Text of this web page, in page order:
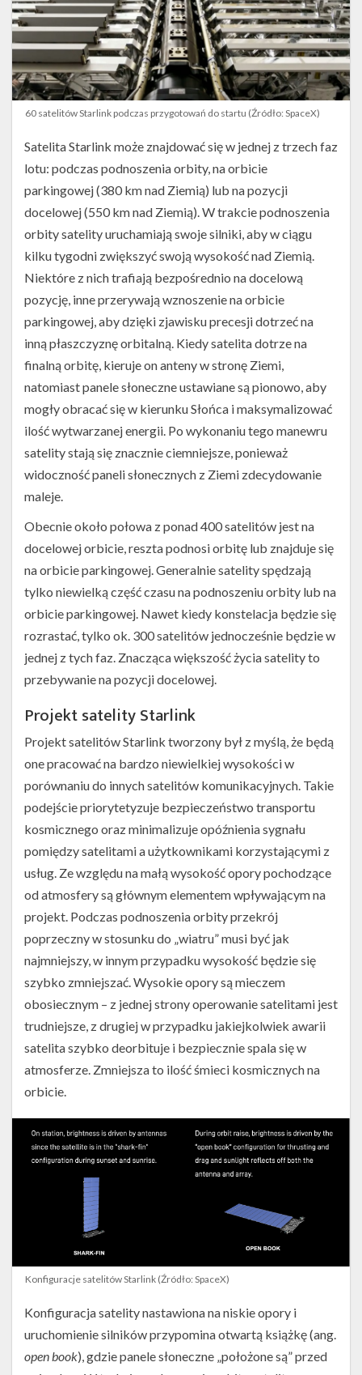
60 satelitów Starlink podczas przygotowań do startu (Źródło: SpaceX)
Satelita Starlink może znajdować się w jednej z trzech faz
lotu: podczas podnoszenia orbity, na orbicie
parkingowej (380 km nad Ziemią) lub na pozycji
docelowej (550 km nad Ziemią). W trakcie podnoszenia
orbity satelity uruchamiają swoje silniki, aby w ciągu
kilku tygodni zwiększyć swoją wysokość nad Ziemią.
Niektóre z nich trafiają bezpośrednio na docelową
pozycję, inne przerywają wznoszenie na orbicie
parkingowej, aby dzięki zjawisku precesji dotrzeć na
inną płaszczyznę orbitalną. Kiedy satelita dotrze na
finalną orbitę, kieruje on anteny w stronę Ziemi,
natomiast panele słoneczne ustawiane są pionowo, aby
mogły obracać się w kierunku Słońca i maksymalizować
ilość wytwarzanej energii. Po wykonaniu tego manewru
satelity stają się znacznie ciemniejsze, ponieważ
widoczność paneli słonecznych z Ziemi zdecydowanie
maleje.
Obecnie około połowa z ponad 400 satelitów jest na
docelowej orbicie, reszta podnosi orbitę lub znajduje się
na orbicie parkingowej. Generalnie satelity spędzają
tylko niewielką część czasu na podnoszeniu orbity lub na
orbicie parkingowej. Nawet kiedy konstelacja będzie się
rozrastać, tylko ok. 300 satelitów jednocześnie będzie w
jednej z tych faz. Znacząca większość życia satelity to
przebywanie na pozycji docelowej.
Projekt satelity Starlink
Projekt satelitów Starlink tworzony był z myślą, że będą
one pracować na bardzo niewielkiej wysokości w
porównaniu do innych satelitów komunikacyjnych. Takie
podejście priorytetyzuje bezpieczeństwo transportu
kosmicznego oraz minimalizuje opóźnienia sygnału
pomiędzy satelitami a użytkownikami korzystającymi z
usług. Ze względu na małą wysokość opory pochodzące
od atmosfery są głównym elementem wpływającym na
projekt. Podczas podnoszenia orbity przekrój
poprzeczny w stosunku do „wiatru” musi być jak
najmniejszy, w innym przypadku wysokość będzie się
szybko zmniejszać. Wysokie opory są mieczem
obosiecznym – z jednej strony operowanie satelitami jest
trudniejsze, z drugiej w przypadku jakiejkolwiek awarii
satelita szybko deorbituje i bezpiecznie spala się w
atmosferze. Zmniejsza to ilość śmieci kosmicznych na
orbicie.
Konfiguracje satelitów Starlink (Źródło: SpaceX)
Konfiguracja satelity nastawiona na niskie opory i
uruchomienie silników przypomina otwartą książkę (ang.
open book), gdzie panele słoneczne „położone są” przed